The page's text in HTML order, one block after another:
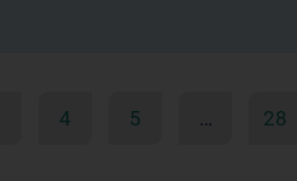
4 5 … 28